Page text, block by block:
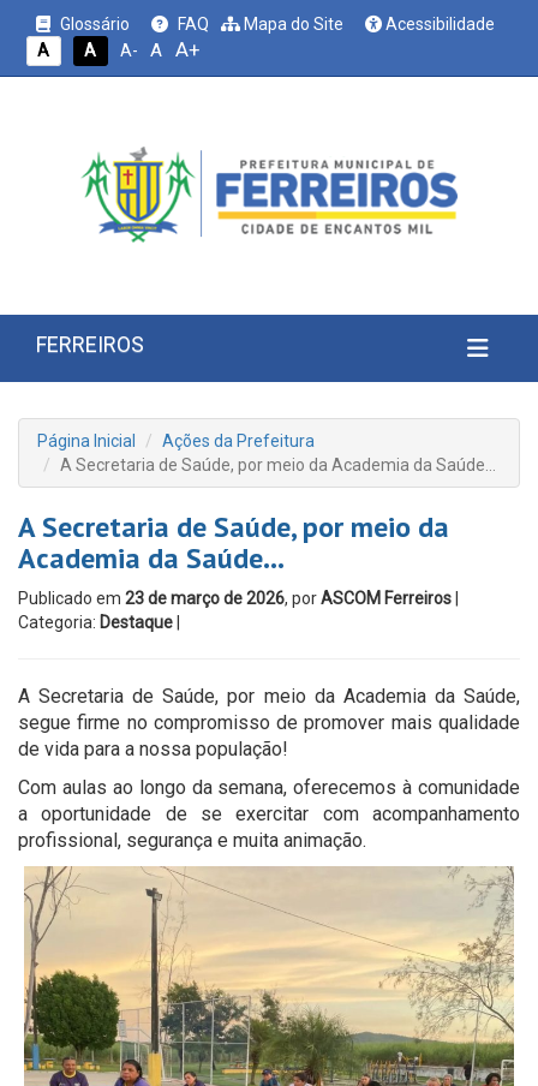
Glossário FAQ Mapa do Site
Acessibilidade
A
A A- A A+
FERREIROS
Página Inicial
Ações da Prefeitura
A Secretaria de Saúde, por meio da Academia da Saúde…
A Secretaria de Saúde, por meio da
Academia da Saúde…
Publicado em 23 de março de 2026, porASCOM Ferreiros
Categoria: Destaque
A Secretaria de Saúde, por meio da Academia da Saúde,
segue firme no compromisso de promover mais qualidade
de vida para a nossa população!
Com aulas ao longo da semana, oferecemos à comunidade
a oportunidade de se exercitar com acompanhamento
profissional, segurança e muita animação.